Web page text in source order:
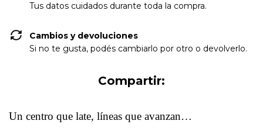
Tus datos cuidados durante toda la compra.
Cambios y devoluciones
Si no te gusta, podés cambiarlo por otro o devolverlo.
Compartir:
Un centro que late, líneas que avanzan…